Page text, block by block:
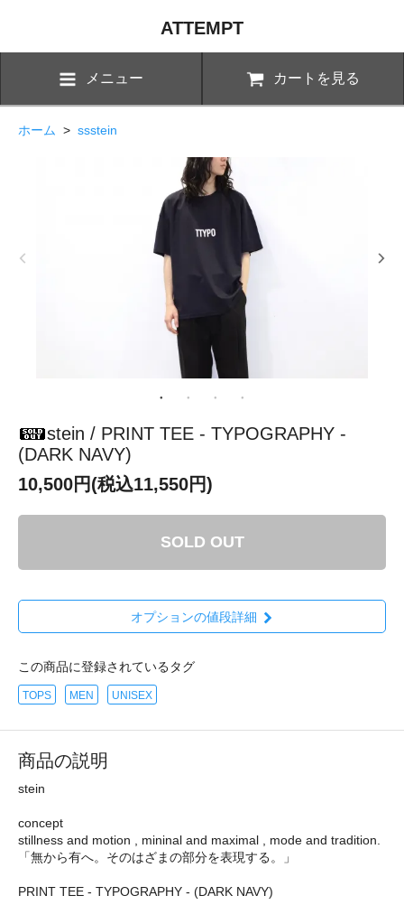
ATTEMPT
メニュー カートを見る
ホーム > ssstein
stein / PRINT TEE - TYPOGRAPHY -
(DARK NAVY)
10,500円(税込11,550円)
SOLD OUT
オプションの値段詳細
この商品に登録されているタグ
TOPS MEN UNISEX
商品の説明
stein
concept
stillness and motion , mininal and maximal , mode and tradition.
「無から有へ。そのはざまの部分を表現する。」
PRINT TEE - TYPOGRAPHY - (DARK NAVY)